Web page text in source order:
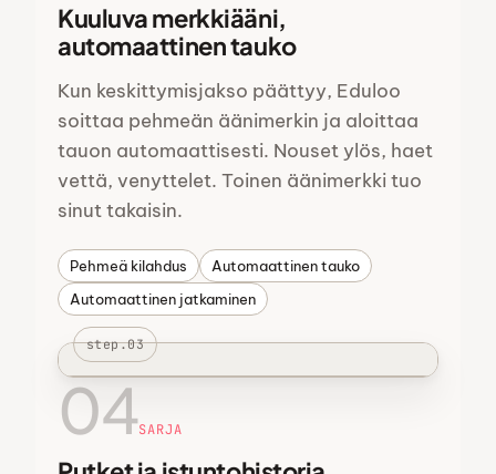
Kuuluva merkkiääni,
automaattinen tauko
Kun keskittymisjakso päättyy, Eduloo
soittaa pehmeän äänimerkin ja aloittaa
tauon automaattisesti. Nouset ylös, haet
vettä, venyttelet. Toinen äänimerkki tuo
sinut takaisin.
Pehmeä kilahdus
Automaattinen tauko
Automaattinen jatkaminen
step.03
04SARJA